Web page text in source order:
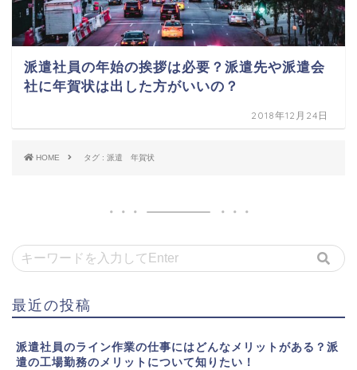
派遣社員の年始の挨拶は必要？派遣先や派遣会
社に年賀状は出した方がいいの？
2018年12月24日
HOME タグ : 派遣 年賀状
最近の投稿
派遣社員のライン作業の仕事にはどんなメリットがある？派
遣の工場勤務のメリットについて知りたい！